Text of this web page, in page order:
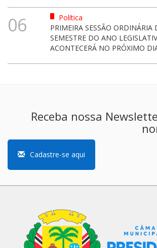
06
Política
PRIMEIRA SESSÃO ORDINÁRIA
SEMESTRE DO ANO
ACONTECERÁ NO PRÓXIMO
Receba nossa
Cadastre-se aqui